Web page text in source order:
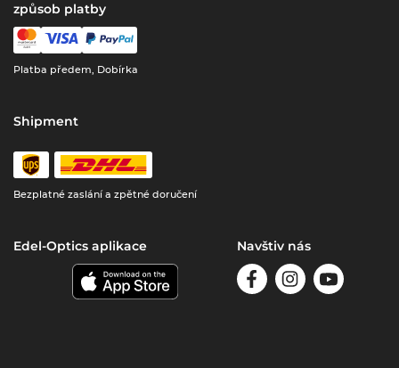
způsob platby
Platba předem, Dobírka
Shipment
Bezplatné zaslání a zpětné doručení
Edel-Optics aplikace Navštiv nás